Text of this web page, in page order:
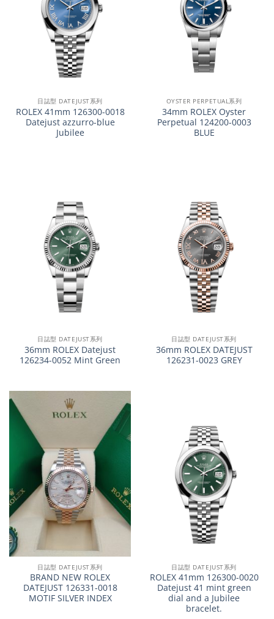
日誌型 DATEJUST系列
ROLEX 41mm 126300-0018
Datejust azzurro-blue
Jubilee
OYSTER PERPETUAL系列
34mm ROLEX Oyster
Perpetual 124200-0003
BLUE
日誌型 DATEJUST系列
36mm ROLEX Datejust
126234-0052 Mint Green
日誌型 DATEJUST系列
36mm ROLEX DATEJUST
126231-0023 GREY
日誌型 DATEJUST系列
BRAND NEW ROLEX
DATEJUST 126331-0018
MOTIF SILVER INDEX
日誌型 DATEJUST系列
ROLEX 41mm 126300-0020
Datejust 41 mint green
dial and a Jubilee
bracelet.